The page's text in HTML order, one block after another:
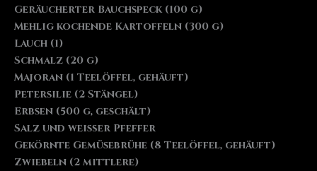
Geräucherter Bauchspeck (100 g)
Mehlig kochende Kartoffeln (300 g)
Lauch (1)
Schmalz (20 g)
Majoran (1 Teelöffel, gehäuft)
Petersilie (2 Stängel)
Erbsen (500 g, geschält)
Salz und weißer Pfeffer
Gekörnte Gemüsebrühe (8 Teelöffel, gehäuft)
Zwiebeln (2 mittlere)